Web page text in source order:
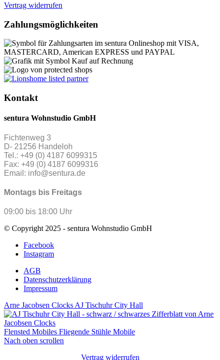
Vertrag widerrufen
Zahlungsmöglichkeiten
Kontakt
sentura Wohnstudio GmbH
Fichtenweg 3
D- 21256 Handeloh
Tel.: +49 (0) 4187 6099315
Fax: +49 (0) 4187 6099316
Email: info@sentura.de
Montags bis Freitags
09:00 bis 18:00 Uhr
© Copyright 2025 - sentura Wohnstudio GmbH
Facebook
Instagram
AGB
Datenschutzerklärung
Impressum
Arne Jacobsen Clocks AJ Tischuhr City Hall
Flensted Mobiles Fliegende Stühle Mobile
Nach oben scrollen
Vertrag widerrufen